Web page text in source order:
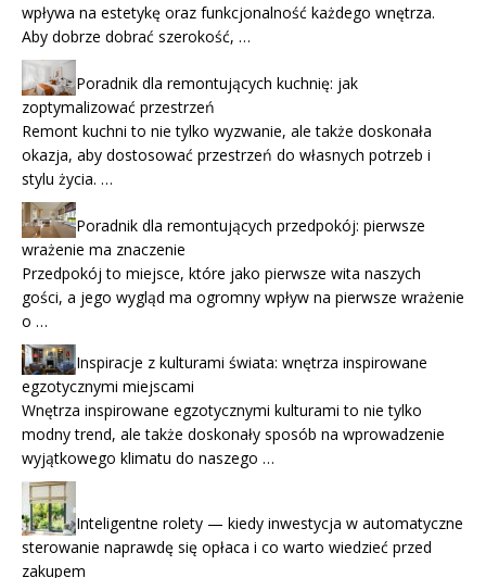
wpływa na estetykę oraz funkcjonalność każdego wnętrza.
Aby dobrze dobrać szerokość, …
Poradnik dla remontujących kuchnię: jak
zoptymalizować przestrzeń
Remont kuchni to nie tylko wyzwanie, ale także doskonała
okazja, aby dostosować przestrzeń do własnych potrzeb i
stylu życia. …
Poradnik dla remontujących przedpokój: pierwsze
wrażenie ma znaczenie
Przedpokój to miejsce, które jako pierwsze wita naszych
gości, a jego wygląd ma ogromny wpływ na pierwsze wrażenie
o …
Inspiracje z kulturami świata: wnętrza inspirowane
egzotycznymi miejscami
Wnętrza inspirowane egzotycznymi kulturami to nie tylko
modny trend, ale także doskonały sposób na wprowadzenie
wyjątkowego klimatu do naszego …
Inteligentne rolety — kiedy inwestycja w automatyczne
sterowanie naprawdę się opłaca i co warto wiedzieć przed
zakupem